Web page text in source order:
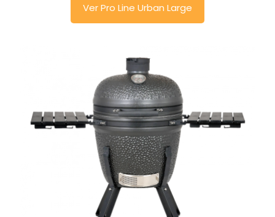
Ver Pro Line Urban Large